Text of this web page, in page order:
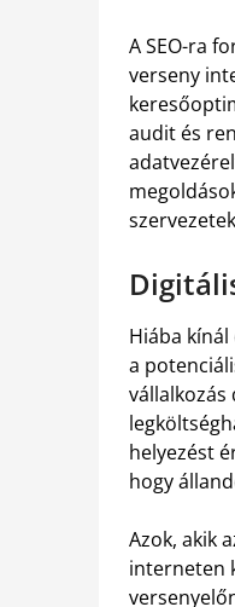
A SEO-ra
verseny
audit és
Hiába
a
vállalkozás
helyezést
hogy
Azok, akik
interneten